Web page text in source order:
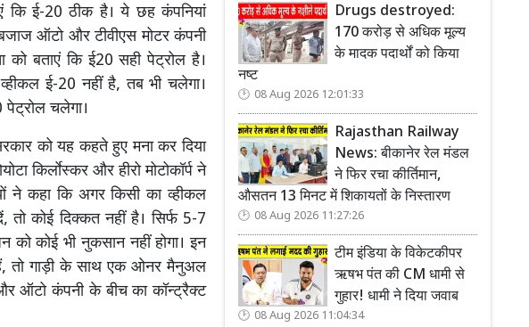
ई-20 ठीक है। ये छह कंपनियां
बजाज ऑटो और टीवीएस मोटर कंपनी
बताएं कि ई20 सही पेट्रोल है।
ई-20 नहीं है, तब भी चलेगा।
चलेगा।
को यह कहते हुए मना कर दिया
किर्लाेस्कर और हीरो मोटोकॉर्प ने
ने कहा कि अगर किसी का व्हीकल
कोई दिक्कत नहीं है। सिर्फ 5-7
कोई भी नुकसान नहीं होगा। इन
तो गाड़ी के साथ एक ओनर मैनुअल
ऑटो कंपनी के बीच का कॉन्ट्रैक्ट
Drugs destroyed:
170 करोड़ से अधिक मूल्य
के मादक पदार्थों को किया
नष्ट
08 Aug 2026 12:01:33
Rajasthan Railway
News: बीकानेर रेल मंडल
ने फिर रचा कीर्तिमान,
औसतन 13 मिनट में शिकायतों के निस्तारण
08 Aug 2026 11:27:26
टीम इंडिया के विकेटकीपर
ऋषभ पंत की CM धामी से
गुहार! धामी ने दिया जवाब
08 Aug 2026 11:04:34